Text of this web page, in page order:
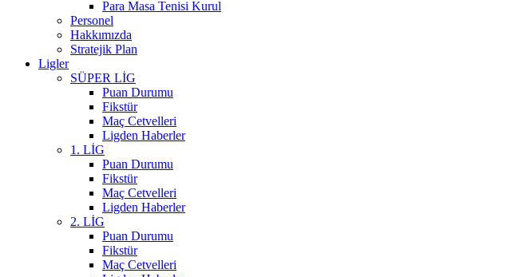
Para Masa Tenisi Kurul
Personel
Hakkımızda
Stratejik Plan
Ligler
SÜPER LİG
Puan Durumu
Fikstür
Maç Cetvelleri
Ligden Haberler
1. LİG
Puan Durumu
Fikstür
Maç Cetvelleri
Ligden Haberler
2. LİG
Puan Durumu
Fikstür
Maç Cetvelleri